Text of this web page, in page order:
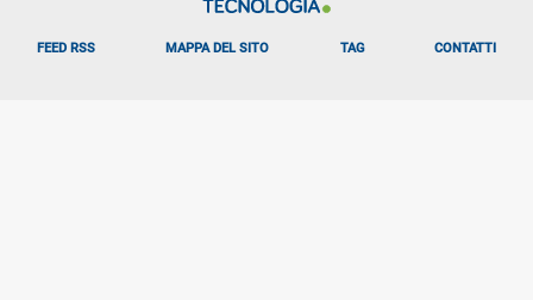
FEED RSS MAPPA DEL SITO TAG CONTATTI